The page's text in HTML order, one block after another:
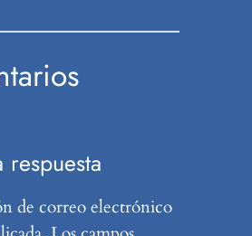
respuesta
de correo electrónico